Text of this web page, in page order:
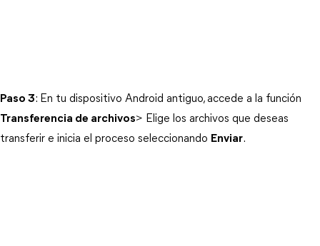
Paso 3: En tu dispositivo Android antiguo, accede a la función
Transferencia de archivos> Elige los archivos que deseas
transferir e inicia el proceso seleccionando Enviar.